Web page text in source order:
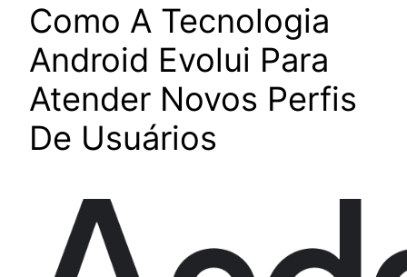
Como A Tecnologia
Android Evolui Para
Atender Novos Perfis
De Usuários